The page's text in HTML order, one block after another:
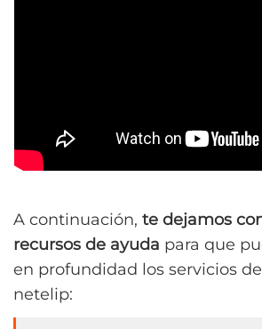
A continuación, te dejamos
recursos de ayuda para que
en profundidad los servicios
netelip: